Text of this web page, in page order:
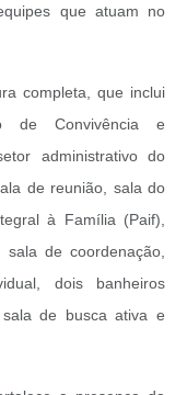
que atuam no
completa, que inclui
de Convivência e
administrativo do
de reunião, sala do
à Família (Paif),
de coordenação,
dois banheiros
sala de busca ativa e